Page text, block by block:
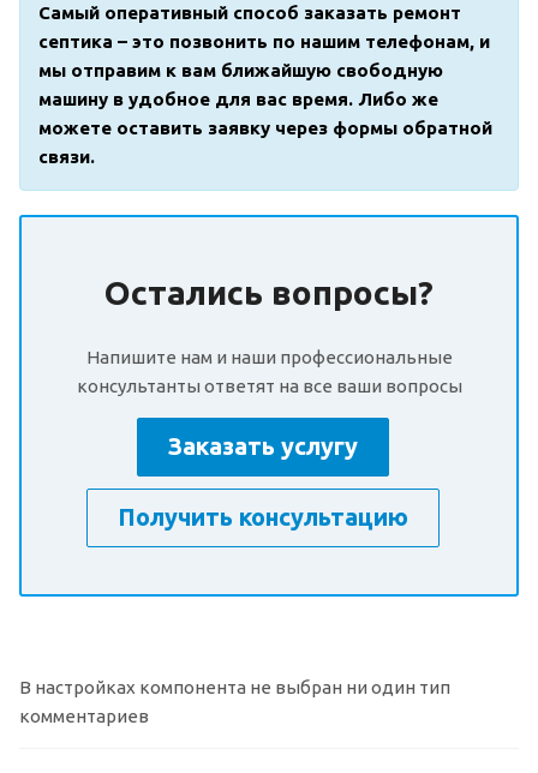
Самый оперативный способ заказать ремонт
септика – это позвонить по нашим телефонам, и
мы отправим к вам ближайшую свободную
машину в удобное для вас время. Либо же
можете оставить заявку через формы обратной
связи.
Остались вопросы?
Напишите нам и наши профессиональные
консультанты ответят на все ваши вопросы
Заказать услугу
Получить консультацию
В настройках компонента не выбран ни один тип
комментариев